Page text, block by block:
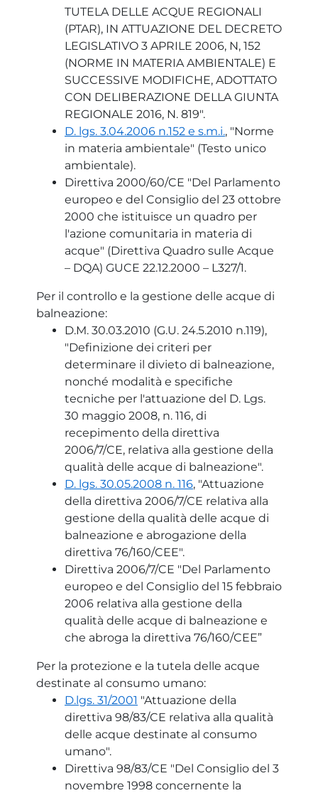
TUTELA DELLE ACQUE REGIONALI
(PTAR), IN ATTUAZIONE DEL DECRETO
LEGISLATIVO 3 APRILE 2006, N, 152
(NORME IN MATERIA AMBIENTALE) E
SUCCESSIVE MODIFICHE, ADOTTATO
CON DELIBERAZIONE DELLA GIUNTA
REGIONALE 2016, N. 819".
D. lgs. 3.04.2006 n.152 e s.m.i., "Norme
in materia ambientale" (Testo unico
ambientale).
Direttiva 2000/60/CE "Del Parlamento
europeo e del Consiglio del 23 ottobre
2000 che istituisce un quadro per
l'azione comunitaria in materia di
acque" (Direttiva Quadro sulle Acque
– DQA) GUCE 22.12.2000 – L327/1.
Per il controllo e la gestione delle acque di
balneazione:
D.M. 30.03.2010 (G.U. 24.5.2010 n.119),
"Definizione dei criteri per
determinare il divieto di balneazione,
nonché modalità e specifiche
tecniche per l'attuazione del D. Lgs.
30 maggio 2008, n. 116, di
recepimento della direttiva
2006/7/CE, relativa alla gestione della
qualità delle acque di balneazione".
D. lgs. 30.05.2008 n. 116, "Attuazione
della direttiva 2006/7/CE relativa alla
gestione della qualità delle acque di
balneazione e abrogazione della
direttiva 76/160/CEE".
Direttiva 2006/7/CE "Del Parlamento
europeo e del Consiglio del 15 febbraio
2006 relativa alla gestione della
qualità delle acque di balneazione e
che abroga la direttiva 76/160/CEE”
Per la protezione e la tutela delle acque
destinate al consumo umano:
D.lgs. 31/2001 "Attuazione della
direttiva 98/83/CE relativa alla qualità
delle acque destinate al consumo
umano".
Direttiva 98/83/CE "Del Consiglio del 3
novembre 1998 concernente la